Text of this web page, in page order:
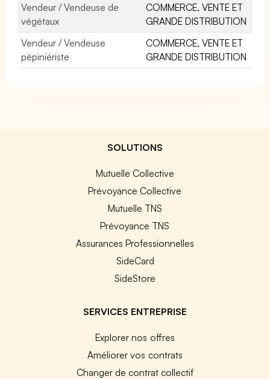
Vendeur / Vendeuse de
végétaux
COMMERCE, VENTE ET
GRANDE DISTRIBUTION
Vendeur / Vendeuse
pépiniériste
COMMERCE, VENTE ET
GRANDE DISTRIBUTION
SOLUTIONS
Mutuelle Collective
Prévoyance Collective
Mutuelle TNS
Prévoyance TNS
Assurances Professionnelles
SideCard
SideStore
SERVICES ENTREPRISE
Explorer nos offres
Améliorer vos contrats
Changer de contrat collectif